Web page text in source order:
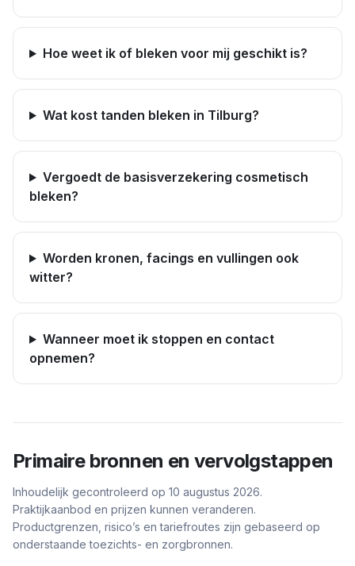
Hoe weet ik of bleken voor mij geschikt is?
Wat kost tanden bleken in Tilburg?
Vergoedt de basisverzekering cosmetisch
bleken?
Worden kronen, facings en vullingen ook
witter?
Wanneer moet ik stoppen en contact
opnemen?
Primaire bronnen en vervolgstappen
Inhoudelijk gecontroleerd op 10 augustus 2026.
Praktijkaanbod en prijzen kunnen veranderen.
Productgrenzen, risico’s en tariefroutes zijn gebaseerd op
onderstaande toezichts- en zorgbronnen.